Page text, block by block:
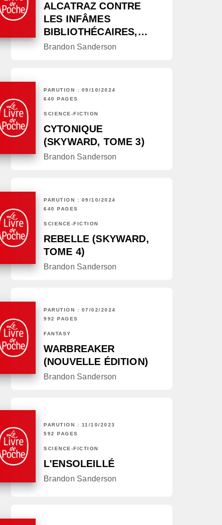
ALCATRAZ CONTRE
LES INFÂMES
BIBLIOTHÉCAIRES,…
Brandon Sanderson
PARUTION : 09/10/2024
640 PAGES
SCIENCE-FICTION
CYTONIQUE
(SKYWARD, TOME 3)
Brandon Sanderson
PARUTION : 09/10/2024
640 PAGES
SCIENCE-FICTION
REBELLE (SKYWARD,
TOME 4)
Brandon Sanderson
PARUTION : 07/02/2024
992 PAGES
FANTASY
WARBREAKER
(NOUVELLE ÉDITION)
Brandon Sanderson
PARUTION : 11/10/2023
592 PAGES
SCIENCE-FICTION
L'ENSOLEILLÉ
Brandon Sanderson